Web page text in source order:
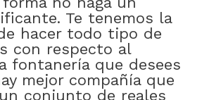
Te tenemos la
hacer todo tipo de
con respecto al
fontanería que desees
mejor compañía que
conjunto de reales